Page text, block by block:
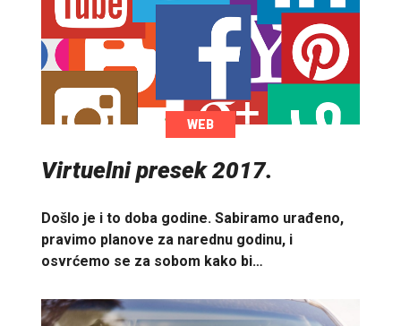
WEB
Virtuelni presek 2017.
Došlo je i to doba godine. Sabiramo urađeno,
pravimo planove za narednu godinu, i
osvrćemo se za sobom kako bi…